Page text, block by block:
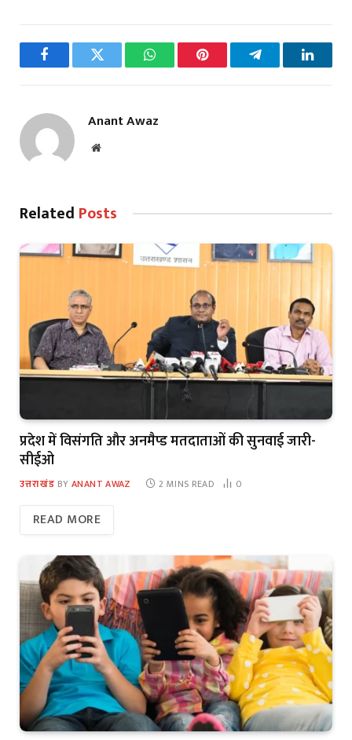
FacebookTwitter WhatsAppPinterest Telegram
Anant Awaz
Website
Related Posts
प्रदेश में विसंगति और अनमैप्ड मतदाताओं की सुनवाई जारी-
सीईओ
उत्तराखंड BY ANANT AWAZ 2 MINS READ 0
READ MORE